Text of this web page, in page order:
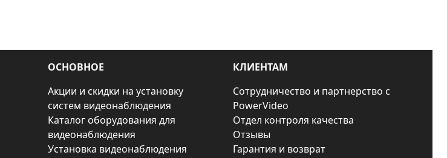
ОСНОВНОЕ
Акции и скидки на установку
систем видеонаблюдения
Каталог оборудования для
видеонаблюдения
Установка видеонаблюдения
КЛИЕНТАМ
Сотрудничество и партнерство с
PowerVideo
Отдел контроля качества
Отзывы
Гарантия и возврат